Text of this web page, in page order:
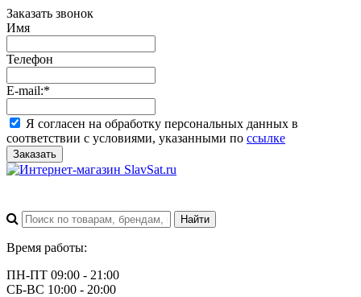
Заказать звонок
Имя
Телефон
E-mail:*
Я согласен на обработку персональных данных в
соответствии с условиями, указанными по ссылке
Заказать
Время работы:
ПН-ПТ 09:00 - 21:00
СБ-ВС 10:00 - 20:00